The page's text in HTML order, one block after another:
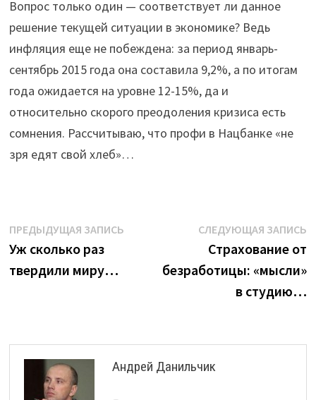
Вопрос только один — соответствует ли данное
решение текущей ситуации в экономике? Ведь
инфляция еще не побеждена: за период январь-
сентябрь 2015 года она составила 9,2%, а по итогам
года ожидается на уровне 12-15%, да и
относительно скорого преодоления кризиса есть
сомнения. Рассчитываю, что профи в Нацбанке «не
зря едят свой хлеб»…
Навигация
по
записям
ПРЕДЫДУЩАЯ ЗАПИСЬПредыдущая
Уж сколько раз
твердили миру…
СЛЕДУЮЩАЯ ЗАПИСЬ
Страхование от
безработицы: «мысли»
в студию…
Андрей Данильчик